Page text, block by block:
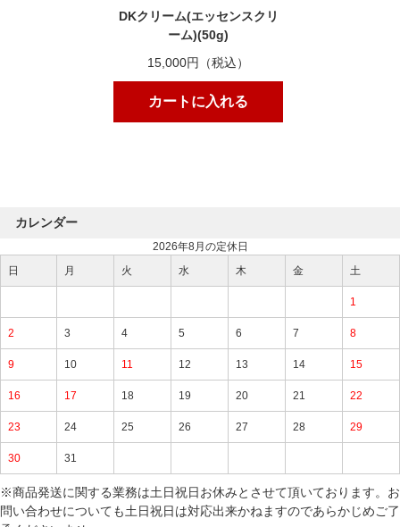
DKクリーム(エッセンスクリ
ーム)(50g)
15,000円（税込）
カートに入れる
カレンダー
2026年8月の定休日
日
月 火 水 木 金 土
1
2 3 4 5 6 7 8
9 10 11 12 13 14 15
16 17 18 19 20 21 22
23 24 25 26 27 28 29
30 31
※商品発送に関する業務は土日祝日お休みとさせて頂いております。お
問い合わせについても土日祝日は対応出来かねますのであらかじめご了